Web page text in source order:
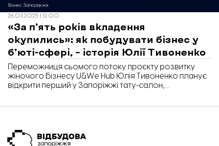
26.03.2025 | 12:00
«За п’ять років вкладення
окупились»: як побудувати бізнес у
б’юті-сфері, – історія Юлії Тивоненко
Переможниця сьомого потоку проєкту розвитку
жіночого бізнесу U&We Hub Юлія Тивоненко планує
відкрити перший у Запоріжжі тату-салон,
працює в б’юті-індустрії, володіє двома студіями,
скільки коштувало відкрити б’юті-студії, чи є попит
серед клієнтів та коли з’явиться новий салон.